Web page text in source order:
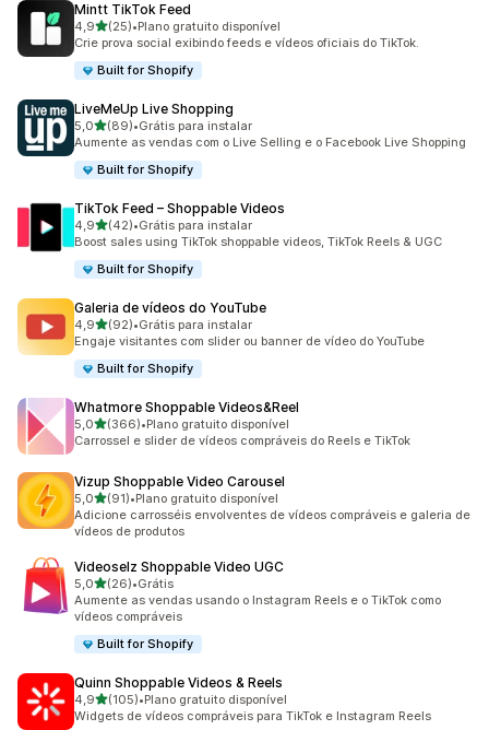
Mintt TikTok Feed
4,9de 5 estrelas
(25)
25 avaliações ao todo
•Plano gratuito disponível
Crie prova social exibindo feeds e vídeos oficiais do TikTok.
Built for Shopify
LiveMeUp Live Shopping
5,0de 5 estrelas
(89)
89 avaliações ao todo
•Grátis para instalar
Aumente as vendas com o Live Selling e o Facebook Live Shopping
Built for Shopify
TikTok Feed – Shoppable Videos
4,9de 5 estrelas
(42)
42 avaliações ao todo
•Grátis para instalar
Boost sales using TikTok shoppable videos, TikTok Reels & UGC
Built for Shopify
Galeria de vídeos do YouTube
4,9de 5 estrelas
(92)
92 avaliações ao todo
•Grátis para instalar
Engaje visitantes com slider ou banner de vídeo do YouTube
Built for Shopify
Whatmore Shoppable Videos&Reel
5,0de 5 estrelas
(366)
366 avaliações ao todo
•Plano gratuito disponível
Carrossel e slider de vídeos compráveis do Reels e TikTok
Vizup Shoppable Video Carousel
5,0de 5 estrelas
(91)
91 avaliações ao todo
•Plano gratuito disponível
Adicione carrosséis envolventes de vídeos compráveis e galeria de
vídeos de produtos
Videoselz Shoppable Video UGC
5,0de 5 estrelas
(26)
26 avaliações ao todo
•Grátis
Aumente as vendas usando o Instagram Reels e o TikTok como
vídeos compráveis
Built for Shopify
Quinn Shoppable Videos & Reels
4,9de 5 estrelas
(105)
105 avaliações ao todo
•Plano gratuito disponível
Widgets de vídeos compráveis para TikTok e Instagram Reels